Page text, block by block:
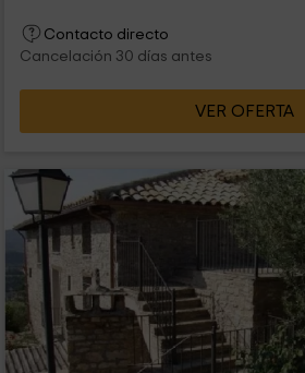
Contacto directo
Cancelación 30 días antes
VER OFERTA